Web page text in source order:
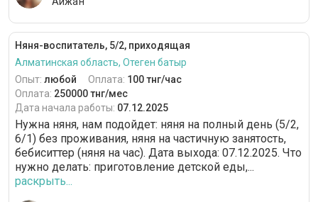
Няня-воспитатель, 5/2, приходящая
Алматинская область, Отеген батыр
Опыт: любой Оплата: 100 тнг/час
Оплата: 250000 тнг/мес
Дата начала работы: 07.12.2025
Нужна няня, нам подойдет: няня на полный день (5/2,
6/1) без проживания, няня на частичную занятость,
бебиситтер (няня на час). Дата выхода: 07.12.2025. Что
нужно делать: приготовление детской еды,...
раскрыть...